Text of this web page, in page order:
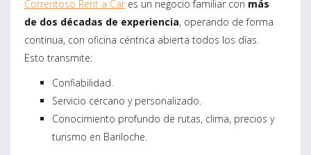
Correntoso Rent a Car es un negocio familiar con más
de dos décadas de experiencia, operando de forma
continua, con oficina céntrica abierta todos los días.
Esto transmite:
Confiabilidad.
Servicio cercano y personalizado.
Conocimiento profundo de rutas, clima, precios y
turismo en Bariloche.